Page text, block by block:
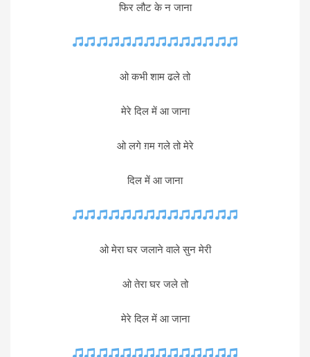
फिर लौट के न जाना
ओ कभी शाम ढले तो
मेरे दिल में आ जाना
ओ लगे ग़म गले तो मेरे
दिल में आ जाना
ओ मेरा घर जलाने वाले सुन मेरी
ओ तेरा घर जले तो
मेरे दिल में आ जाना